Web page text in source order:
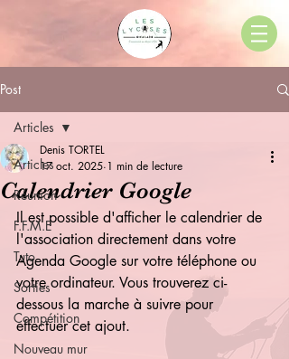
Post
Articles
Réunion
F.F.M.E
Tuto
Sorties
Compétition
Nouveau mur
Articles
Calendrier Google
Denis TORTEL
17 oct. 2025 1 min de lecture
Il est possible d'afficher le calendrier de
l'association directement dans votre
Agenda Google sur votre téléphone ou
votre ordinateur. Vous trouverez ci-
dessous la marche à suivre pour
effectuer cet ajout.